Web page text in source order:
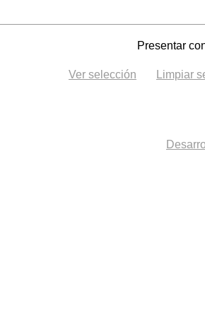
Presentar
Ver selección Limpiar